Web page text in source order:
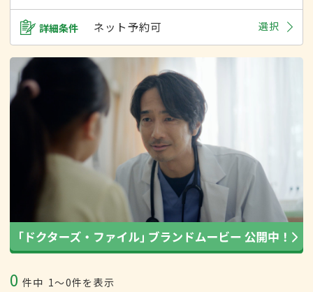
詳細条件 ネット予約可 選択
0 件中 1〜0件を表示